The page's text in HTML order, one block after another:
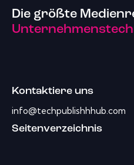
Die größte
Kontaktiere uns
info@techpublishhhub.com
Seitenverzeichnis